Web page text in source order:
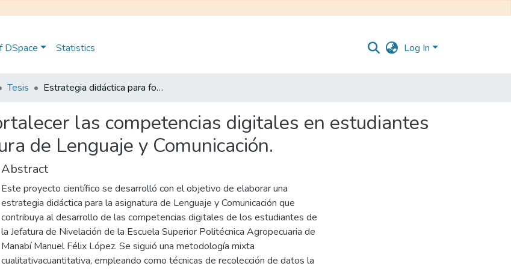
DSpace Statistics Log In
Tesis Estrategia didáctica para fortalecer las competencias digitales en estudiantes de nivelación en la asignatura de Lenguaje y Comunicación.
las competencias digitales en estudiantes
de Lenguaje y Comunicación.
Abstract
Este proyecto científico se desarrolló con el objetivo de elaborar una
estrategia didáctica para la asignatura de Lenguaje y Comunicación que
contribuya al desarrollo de las competencias digitales de los estudiantes de
la Jefatura de Nivelación de la Escuela Superior Politécnica Agropecuaria de
Manabí Manuel Félix López. Se siguió una metodología mixta
cualitativacuantitativa, empleando como técnicas de recolección de datos la